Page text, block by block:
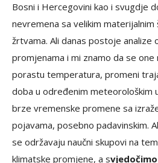
Bosni i Hercegovini kao i svugdje
nevremena sa velikim
žrtvama. Ali danas postoje analize
promjenama i mi znamo da se
porastu temperatura, promeni
doba u određenim meteorološkim
brze vremenske promene sa
pojavama, posebno padavinskim.
se održavaju naučni skupovi na
klimatske promjene, a s